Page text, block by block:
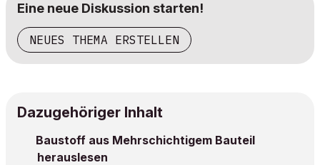
Eine neue Diskussion starten!
NEUES THEMA ERSTELLEN
Dazugehöriger Inhalt
Baustoff aus Mehrschichtigem Bauteil
herauslesen